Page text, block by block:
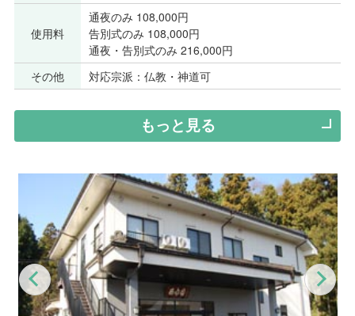
使用料
通夜のみ 108,000円
告別式のみ 108,000円
通夜・告別式のみ 216,000円
その他
対応宗派：仏教・神道可
もっと見る
Previous